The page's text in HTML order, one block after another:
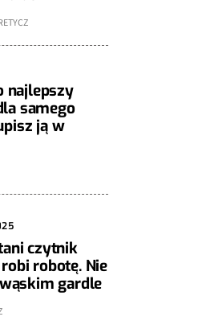
najlepszy
samego
ją w
czytnik
robotę. Nie
gardle